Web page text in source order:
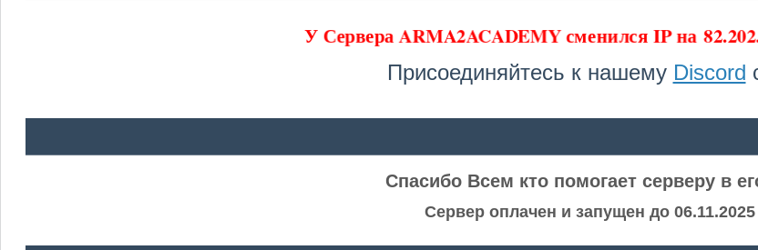
У Сервера ARMA2ACADEMY сменился IP на
Присоединяйтесь к нашему Discord
Спасибо Всем кто помогает серверу в
Сервер оплачен и запущен до 06.11.2025